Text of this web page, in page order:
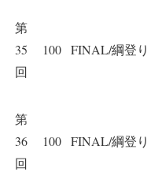
第
35
回
100 FINAL/綱登り
第
36
回
100 FINAL/綱登り